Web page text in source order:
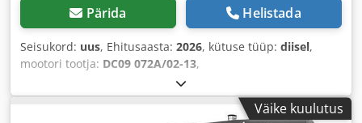
Pärida Helistada
Seisukord: uus, Ehitusaasta: 2026, kütuse tüüp: diisel,
mootori tootja: DC09 072A/02-13,
Väike kuulutus